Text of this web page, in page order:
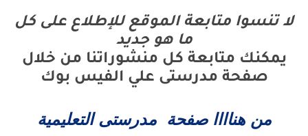
لا تنسوا متابعة الموقع للإطلاع على كل
ما هو جديد
يمكنك متابعة كل منشوراتنا من خلال
صفحة مدرستى علي الفيس بوك
من هناااا صفحة مدرستى التعليمية